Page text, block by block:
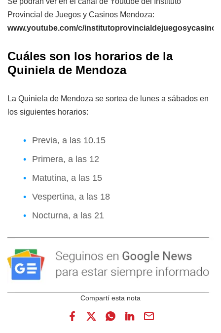
Provincial de Juegos y Casinos Mendoza:
www.youtube.com/c/
Cuáles son los horarios de la
Quiniela de Mendoza
La Quiniela de Mendoza se sortea de lunes a sábados en
los siguientes horarios:
Previa, a las 10.15
Primera, a las 12
Matutina, a las 15
Vespertina, a las 18
Nocturna, a las 21